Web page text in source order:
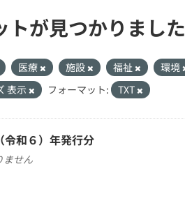
トが見つかりました
医療 施設 福祉 環境
表示 フォーマット: TXT
和６）年発行分
ません